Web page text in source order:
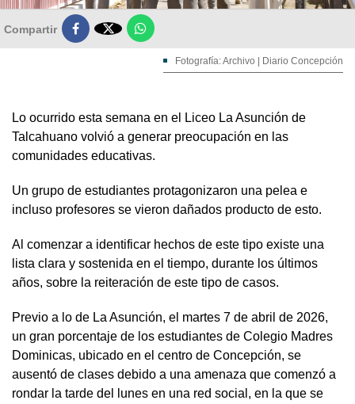
Compartir 
Fotografía: Archivo | Diario Concepción
Lo ocurrido esta semana en el Liceo La Asunción de
Talcahuano volvió a generar preocupación en las
comunidades educativas.
Un grupo de estudiantes protagonizaron una pelea e
incluso profesores se vieron dañados producto de esto.
Al comenzar a identificar hechos de este tipo existe una
lista clara y sostenida en el tiempo, durante los últimos
años, sobre la reiteración de este tipo de casos.
Previo a lo de La Asunción, el martes 7 de abril de 2026,
un gran porcentaje de los estudiantes de Colegio Madres
Dominicas, ubicado en el centro de Concepción, se
ausentó de clases debido a una amenaza que comenzó a
rondar la tarde del lunes en una red social, en la que se